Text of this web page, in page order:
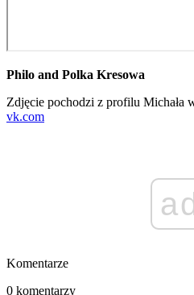
Philo and Polka Kresowa
Zdjęcie pochodzi z profilu Michała
vk.com
ad
Komentarze
0 komentarzy